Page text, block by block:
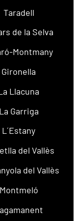
Taradell
de la Selva
Montmany
Gironella
Llacuna
La Garriga
L´Estany
del Vallès
del Vallès
Montmeló